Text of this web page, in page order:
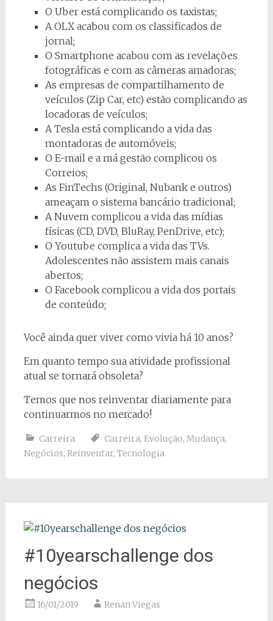
O Uber está complicando os taxistas;
A OLX acabou com os classificados de
jornal;
O Smartphone acabou com as revelações
fotográficas e com as câmeras amadoras;
As empresas de compartilhamento de
veículos (Zip Car, etc) estão complicando as
locadoras de veículos;
A Tesla está complicando a vida das
montadoras de automóveis;
O E-mail e a má gestão complicou os
Correios;
As FinTechs (Original, Nubank e outros)
ameaçam o sistema bancário tradicional;
A Nuvem complicou a vida das mídias
físicas (CD, DVD, BluRay, PenDrive, etc);
O Youtube complica a vida das TVs.
Adolescentes não assistem mais canais
abertos;
O Facebook complicou a vida dos portais
de conteúdo;
Você ainda quer viver como vivia há 10 anos?
Em quanto tempo sua atividade profissional
atual se tornará obsoleta?
Temos que nos reinventar diariamente para
continuarmos no mercado!
Carreira Carreira, Evolução, Mudança,
Negócios, Reinventar, Tecnologia
#10yearschallenge dos
negócios
16/01/2019 Renan Viegas